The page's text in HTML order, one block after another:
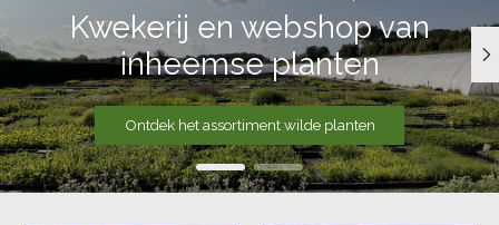
Kwekerij en webshop van
inheemse planten
Ontdek het assortiment wilde planten